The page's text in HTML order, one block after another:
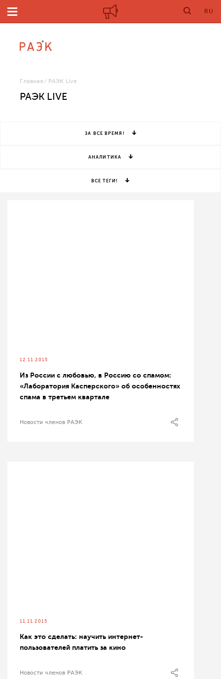
RU
Главная РАЭК Live
РАЭК LIVE
ЗА ВСЕ ВРЕМЯ!
АНАЛИТИКА
ВСЕ ТЕГИ!
12.11.2015
Из России с любовью, в Россию со спамом:
«Лаборатория Касперского» об особенностях
спама в третьем квартале
Новости членов РАЭК
11.11.2015
Как это сделать: научить интернет-
пользователей платить за кино
Новости членов РАЭК